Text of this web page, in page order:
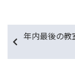
年内最後の教